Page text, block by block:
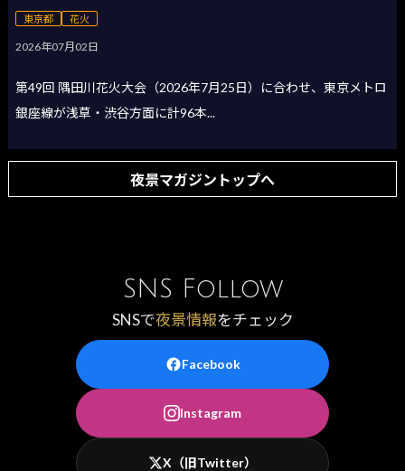
東京都 花火
2026年07月02日
第49回 隅田川花火大会（2026年7月25日）に合わせ、東京メトロ
銀座線が浅草・渋谷方面に計96本...
夜景マガジントップへ
SNS Follow
SNSで夜景情報をチェック
Facebook
Instagram
X（旧Twitter）